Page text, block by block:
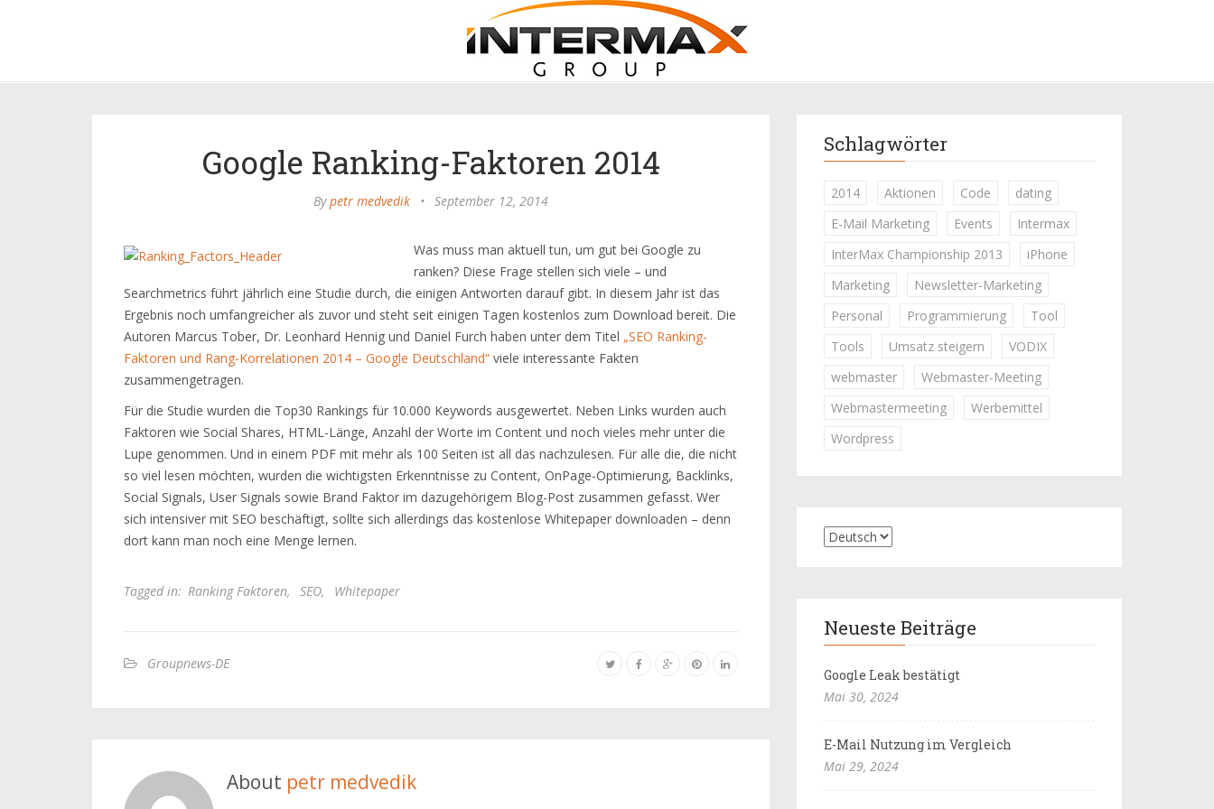
Google Ranking-Faktoren 2014
Bypetr medvedik • September 12, 2014
Was muss man aktuell tun, um gut bei Google zu
ranken? Diese Frage stellen sich viele – und
Searchmetrics führt jährlich eine Studie durch, die einigen Antworten darauf gibt. In diesem Jahr ist das
Ergebnis noch umfangreicher als zuvor und steht seit einigen Tagen kostenlos zum Download bereit. Die
Autoren Marcus Tober, Dr. Leonhard Hennig und Daniel Furch haben unter dem Titel „SEO Ranking-
Faktoren und Rang-Korrelationen 2014 – Google Deutschland“ viele interessante Fakten
zusammengetragen.
Für die Studie wurden die Top30 Rankings für 10.000 Keywords ausgewertet. Neben Links wurden auch
Faktoren wie Social Shares, HTML-Länge, Anzahl der Worte im Content und noch vieles mehr unter die
Lupe genommen. Und in einem PDF mit mehr als 100 Seiten ist all das nachzulesen. Für alle die, die nicht
so viel lesen möchten, wurden die wichtigsten Erkenntnisse zu Content, OnPage-Optimierung, Backlinks,
Social Signals, User Signals sowie Brand Faktor im dazugehörigem Blog-Post zusammen gefasst. Wer
sich intensiver mit SEO beschäftigt, sollte sich allerdings das kostenlose Whitepaper downloaden – denn
dort kann man noch eine Menge lernen.
Tagged in: Ranking Faktoren, SEO, Whitepaper
Groupnews-DE
About petr medvedik
Schlagwörter
2014 Aktionen Code
dating
E-Mail Marketing
Events
Intermax
InterMax Championship 2013
iPhone
Marketing
Newsletter-Marketing
Personal
Programmierung
Tool
Tools
Umsatz steigern
VODIX
webmaster
Webmaster-Meeting
Webmastermeeting
Werbemittel
Wordpress
Neueste Beiträge
Google Leak bestätigt
Mai 30, 2024
E-Mail Nutzung im Vergleich
Mai 29, 2024